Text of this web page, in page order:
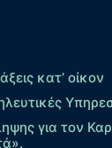
κατ’ οίκον
για τον